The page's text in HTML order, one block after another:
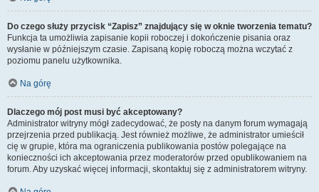
Do czego służy przycisk “Zapisz” znajdujący się w oknie tworzenia tematu?
Funkcja ta umożliwia zapisanie kopii roboczej i dokończenie pisania oraz
wysłanie w późniejszym czasie. Zapisaną kopię roboczą można wczytać z
poziomu panelu użytkownika.
Na górę
Dlaczego mój post musi być akceptowany?
Administrator witryny mógł zadecydować, że posty na danym forum wymagają
przejrzenia przed publikacją. Jest również możliwe, że administrator umieścił
cię w grupie, która ma ograniczenia publikowania postów polegające na
konieczności ich akceptowania przez moderatorów przed opublikowaniem na
forum. Aby uzyskać więcej informacji, skontaktuj się z administratorem witryny.